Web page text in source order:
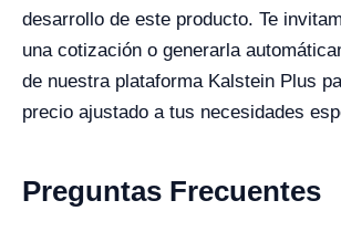
desarrollo de este producto. Te
una cotización o generarla
de nuestra plataforma Kalstein Plus
precio ajustado a tus necesidades
Preguntas Frecuentes